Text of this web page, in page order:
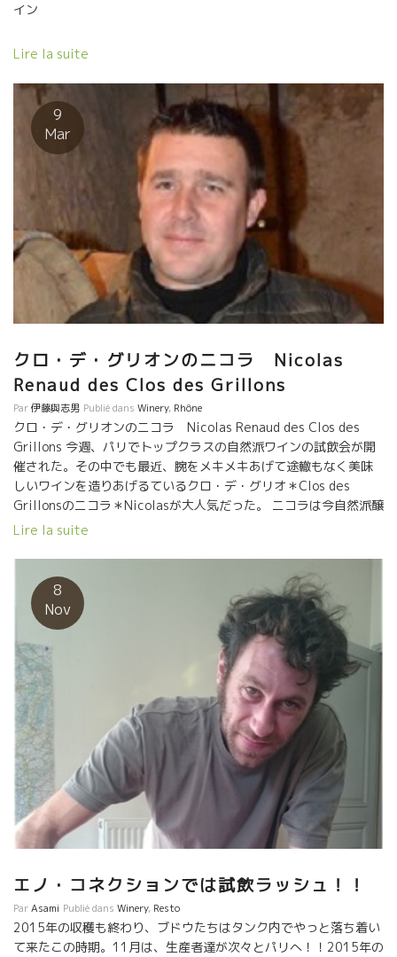
イン
Lire la suite
9
Mar
クロ・デ・グリオンのニコラ Nicolas
Renaud des Clos des Grillons
Par伊藤與志男 Publié dans Winery, Rhône
クロ・デ・グリオンのニコラ Nicolas Renaud des Clos des
Grillons 今週、パリでトップクラスの自然派ワインの試飲会が開
催された。その中でも最近、腕をメキメキあげて途轍もなく美味
しいワインを造りあげるているクロ・デ・グリオ＊Clos des
Grillonsのニコラ＊Nicolasが大人気だった。 ニコラは今自然派醸
造の主流である除梗をしないsemi-carbo醸造と除梗をして醸造す
い醸造家だ。 ニコラが造るとsemi-carboでもTraditionでも実に
繊細で上品なタッチに仕上がる。 今、醸造界でこの二つの醸造を
使いこなすのはニコラが第一人者だ。 ワインファンとして飲む方
からすると、この二つの醸造方法の違いを明確に理解するには、
ニコラのワインは貴重な存在だ。今、デンマーク、北欧、アメリ
カなどを中心に世界中から注目されている醸造家だ。彼の造るワ
インの中でもLES JASは特別に繊細で上品なワインだ。自然派ワイ
ンの枠を超えた偉大なワインだ
Lire la suite
8
Nov
エノ・コネクションでは試飲ラッシュ！！
ParAsami Publié dans Winery, Resto
2015年の収穫も終わり、ブドウたちはタンク内でやっと落ち着い
て来たこの時期。11月は、生産者達が次々とパリへ！！2015年の